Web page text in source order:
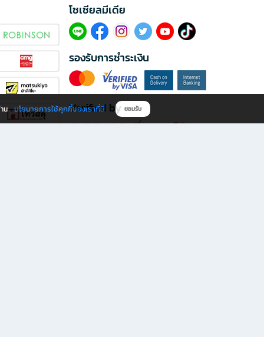
โซเซียลมีเดีย​
รองรับการชำระเงิน
Verified by
น นโยบายการใช้คุกกี้ของเราที่นี่ ยอมรับ